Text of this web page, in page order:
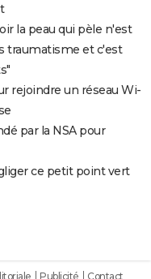
la peau qui pèle n'est
traumatisme et c'est
rejoindre un réseau Wi-
par la NSA pour
ce petit point vert
Publicité Contact